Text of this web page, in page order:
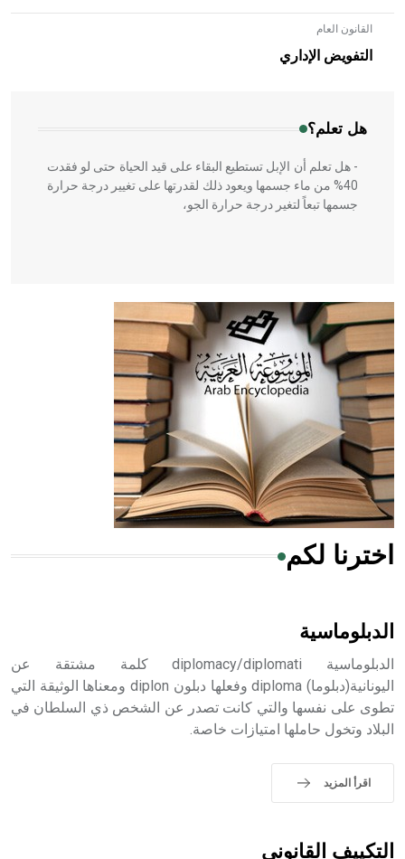
القانون العام
التفويض الإداري
هل تعلم؟
- هل تعلم أن الأبلق نوع من الفنون الهندسية التي ارتبطت
بالعمارة الإسلامية في بلاد الشام ومصر خاصة، حيث يحرص
المعمار على بناء مداميكه وخاصة في الواجهات
- هل تعلم أن الإبل تستطيع البقاء على قيد الحياة حتى لو فقدت
40% من ماء جسمها ويعود ذلك لقدرتها على تغيير درجة حرارة
جسمها تبعاً لتغير درجة حرارة الجو،
- هل تعلم أن أبقراط كتب في الطب أربعة مؤلفات هي:
الحكم، الأدلة، تنظيم التغذية، ورسالته في جروح الرأس. ويعود
له الفضل بأنه حرر الطب من الدين والفلسفة.
- هل تعلم أن المرجان إفراز حيواني يتكون في البحر ويتركب
من مادة كربونات الكلسيوم، وهو أحمر أو شديد الحمرة وهو
أجود أنواعه، ويمتاز بكبر الحجم ويسمى الش
هل تعلم أن الأبسيد كلمة فرنسية اللفظ تم اعتمادها مصطلحاً
- هل تعلم أن أبجر Abgar اسم معروف جيداً يعود إلى عدد من
الملوك الذين حكموا مدينة إديسا (الرها) من أبجر الأول وحتى
اخترنا لكم
الدبلوماسية
الدبلوماسية diplomacy/diplomati كلمة مشتقة عن
اليونانية(دبلوما) diploma وفعلها دبلون diplon ومعناها الوثيقة التي
تطوى على نفسها والتي كانت تصدر عن الشخص ذي السلطان في
البلاد وتخول حاملها امتيازات خاصة.
اقرأ المزيد
التكييف القانوني